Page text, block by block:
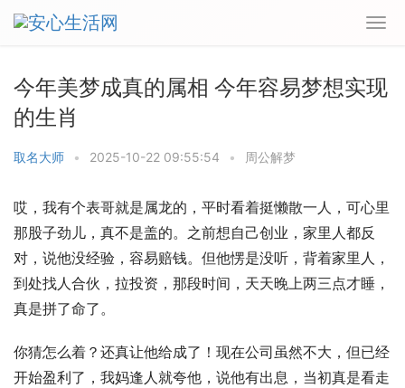
今年美梦成真的属相 今年容易梦想实现
的生肖
取名大师 • 2025-10-22 09:55:54 • 周公解梦
哎，我有个表哥就是属龙的，平时看着挺懒散一人，可心里
那股子劲儿，真不是盖的。之前想自己创业，家里人都反
对，说他没经验，容易赔钱。但他愣是没听，背着家里人，
到处找人合伙，拉投资，那段时间，天天晚上两三点才睡，
真是拼了命了。
你猜怎么着？还真让他给成了！现在公司虽然不大，但已经
开始盈利了，我妈逢人就夸他，说他有出息，当初真是看走